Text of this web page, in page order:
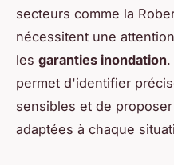
secteurs comme la
nécessitent une
les garanties inondation
permet d'identifier
sensibles et de
adaptées à chaque